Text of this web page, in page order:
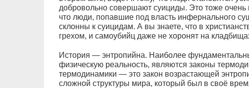
добровольно совершают суициды. Это тоже очень
что люди, попавшие под власть инфернального
склонны к суицидам. А вы знаете, что в
грехом, и самоубийц даже не хоронят на
История — энтропийна. Наиболее
физическую реальность, являются законы
термодинамики — это закон возрастающей
сложной структуры мира, который был в своё